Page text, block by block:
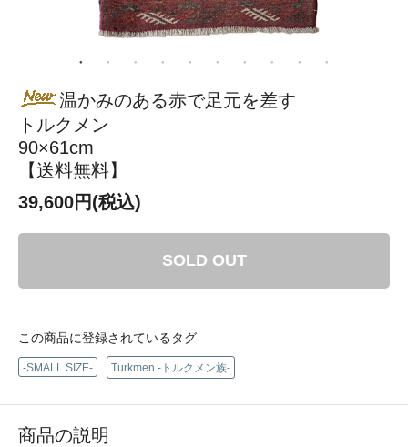
温かみのある赤で足元を差す
トルクメン
90×61cm
【送料無料】
39,600円(税込)
SOLD OUT
この商品に登録されているタグ
-SMALL SIZE- Turkmen -トルクメン族-
商品の説明